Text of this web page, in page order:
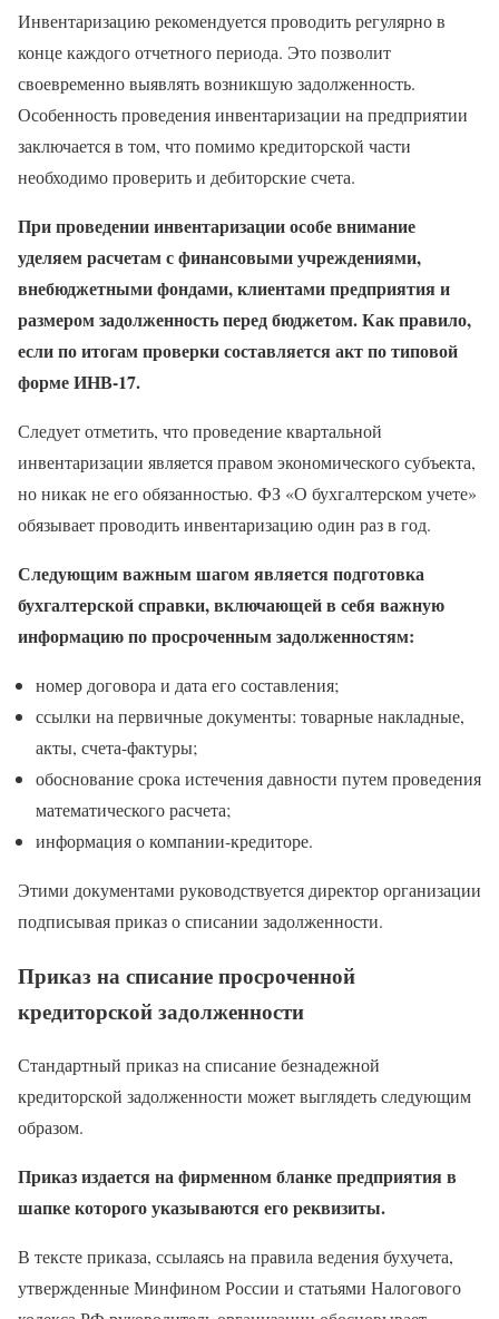
Инвентаризацию рекомендуется проводить регулярно в
конце каждого отчетного периода. Это позволит
своевременно выявлять возникшую задолженность.
Особенность проведения инвентаризации на предприятии
заключается в том, что помимо кредиторской части
необходимо проверить и дебиторские счета.
При проведении инвентаризации особе внимание
уделяем расчетам с финансовыми учреждениями,
внебюджетными фондами, клиентами предприятия и
размером задолженность перед бюджетом. Как правило,
если по итогам проверки составляется акт по типовой
форме ИНВ-17.
Следует отметить, что проведение квартальной
инвентаризации является правом экономического субъекта,
но никак не его обязанностью. ФЗ «О бухгалтерском учете»
обязывает проводить инвентаризацию один раз в год.
Следующим важным шагом является подготовка
бухгалтерской справки, включающей в себя важную
информацию по просроченным задолженностям:
номер договора и дата его составления;
ссылки на первичные документы: товарные накладные,
акты, счета-фактуры;
обоснование срока истечения давности путем проведения
математического расчета;
информация о компании-кредиторе.
Этими документами руководствуется директор организации
подписывая приказ о списании задолженности.
Приказ на списание просроченной
кредиторской задолженности
Стандартный приказ на списание безнадежной
кредиторской задолженности может выглядеть следующим
образом.
Приказ издается на фирменном бланке предприятия в
шапке которого указываются его реквизиты.
В тексте приказа, ссылаясь на правила ведения бухучета,
утвержденные Минфином России и статьями Налогового